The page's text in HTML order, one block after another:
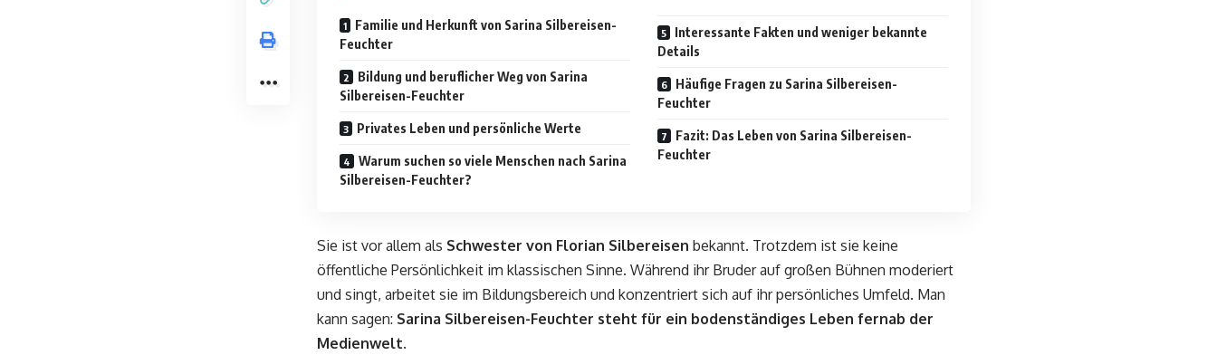
Familie und Herkunft von Sarina Silbereisen-
Feuchter
Bildung und beruflicher Weg von Sarina
Silbereisen-Feuchter
Privates Leben und persönliche Werte
Warum suchen so viele Menschen nach Sarina
Silbereisen-Feuchter?
Interessante Fakten und weniger bekannte
Details
Häufige Fragen zu Sarina Silbereisen-
Feuchter
Fazit: Das Leben von Sarina Silbereisen-
Feuchter
Sie ist vor allem als Schwester von Florian Silbereisen bekannt. Trotzdem ist sie keine
öffentliche Persönlichkeit im klassischen Sinne. Während ihr Bruder auf großen Bühnen moderiert
und singt, arbeitet sie im Bildungsbereich und konzentriert sich auf ihr persönliches Umfeld. Man
kann sagen: Sarina Silbereisen-Feuchter steht für ein bodenständiges Leben fernab der
Medienwelt.